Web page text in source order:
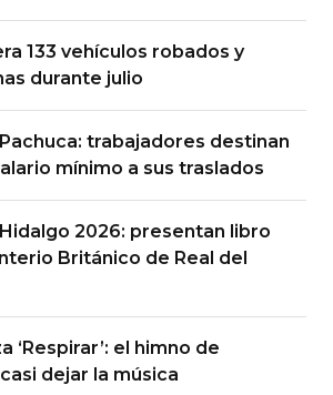
133 vehículos robados y
durante julio
trabajadores destinan
mínimo a sus traslados
2026: presentan libro
Británico de Real del
‘Respirar’: el himno de
dejar la música